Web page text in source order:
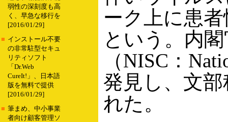
弱性の深刻度も高
く、早急な移行を
[2016/01/29]
■ インストール不要
の非常駐型セキュ
リティソフト
「Dr.Web
CureIt!」、日本語
版を無料で提供
[2016/01/29]
■ 筆まめ、中小事業
者向け顧客管理ソ
ーク上に患
という。内
（NISC：
発見し、文
れた。